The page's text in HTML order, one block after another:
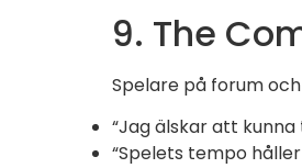
9. The
Spelare på forum
“Jag älskar att
“Spelets tempo